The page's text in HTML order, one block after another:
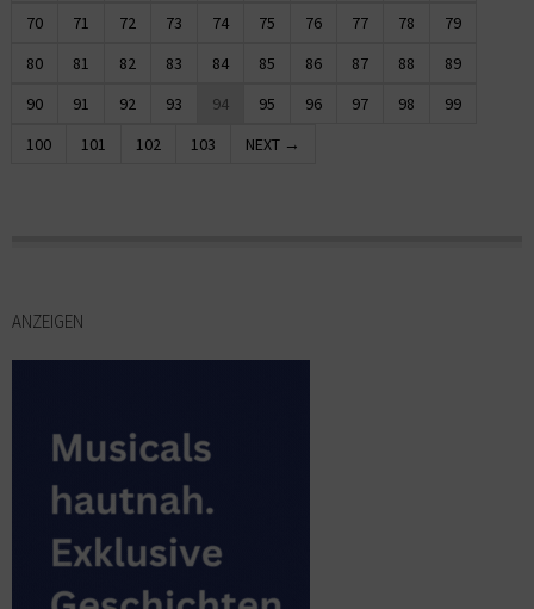
70
71 72 73 74 75 76 77 78
79
80
81 82 83 84 85 86 87 88
89
90
91 92 93 94 95 96 97 98
99
100
101 102 103 NEXT →
ANZEIGEN